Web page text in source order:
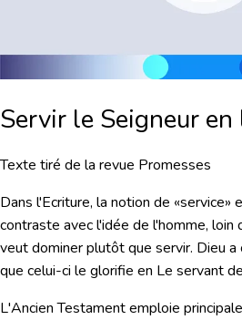
Servir le Seigneur
Texte tiré de la revue Promesses
Dans l'Ecriture, la notion de «service»
contraste avec l'idée de l'homme, loin
veut dominer plutôt que servir. Dieu
que celui-ci le glorifie en Le servant
L'Ancien Testament emploie